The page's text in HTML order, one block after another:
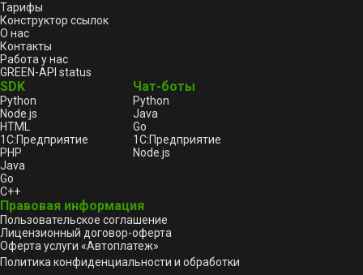
Тарифы
Конструктор ссылок
О нас
Контакты
Работа у нас
GREEN-API status
SDK
Python
Node.js
HTML
1С:Предприятие
PHP
Java
Go
C++
Чат-боты
Python
Java
Go
1С:Предприятие
Node.js
Правовая информация
Пользовательское соглашение
Лицензионный договор-оферта
Оферта услуги «Автоплатеж»
Политика конфиденциальности и обработки